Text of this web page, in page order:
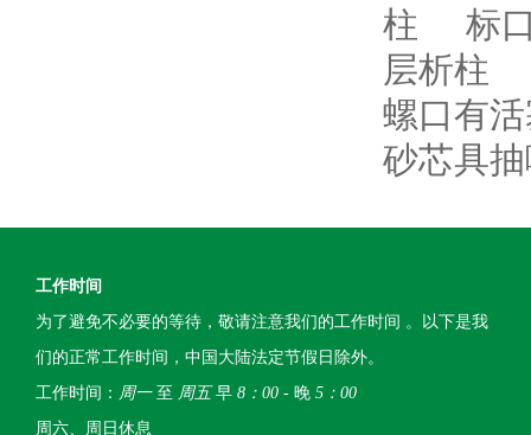
柱
标
层析柱
螺口有
砂芯具
工作时间
为了避免不必要的等待，敬请注意我们的工作时间 。以下是我
们的正常工作时间，中国大陆法定节假日除外。
工作时间： 周一至 周五早 8：00 - 晚 5：00
周六、周日休息